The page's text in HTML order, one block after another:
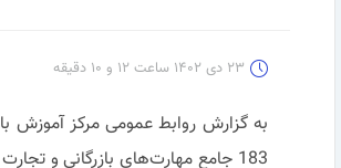
۲۳ دی ۱۴۰۲ ساعت ۱۲ و ۱۰ دقیقه
به گزارش روابط عمومی مرکز آموزش
183 جامع مهارت‌های بازرگانی و